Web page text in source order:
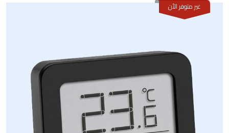
غير متوفر الأن